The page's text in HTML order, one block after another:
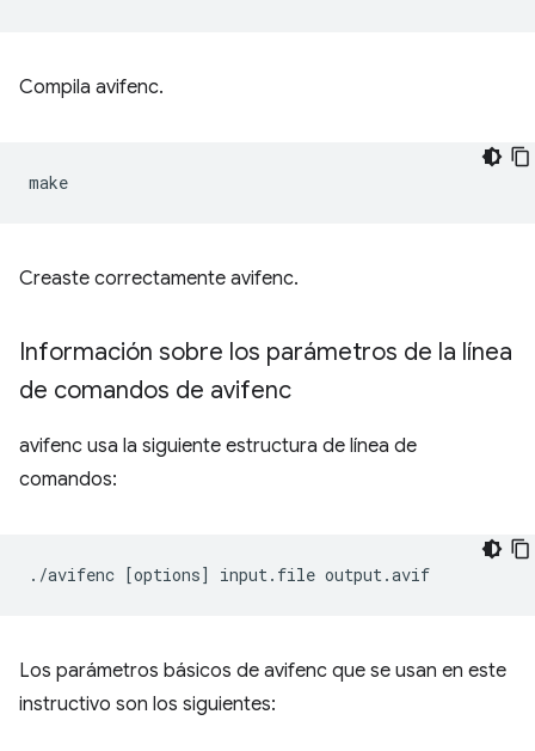
Compila avifenc.
Creaste correctamente avifenc.
Información sobre los parámetros de la línea
de comandos de avifenc
avifenc usa la siguiente estructura de línea de
comandos:
./avifenc [options] input.file
Los parámetros básicos de avifenc que se usan en este
instructivo son los siguientes: